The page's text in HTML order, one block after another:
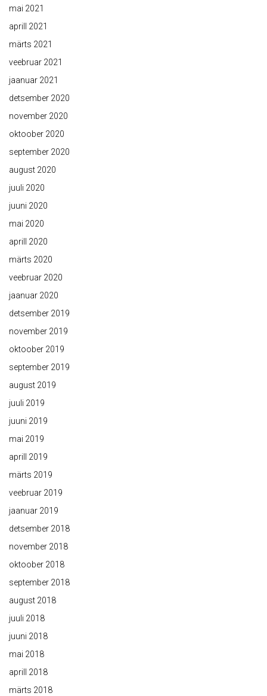
mai 2021
aprill 2021
märts 2021
veebruar 2021
jaanuar 2021
detsember 2020
november 2020
oktoober 2020
september 2020
august 2020
juuli 2020
juuni 2020
mai 2020
aprill 2020
märts 2020
veebruar 2020
jaanuar 2020
detsember 2019
november 2019
oktoober 2019
september 2019
august 2019
juuli 2019
juuni 2019
mai 2019
aprill 2019
märts 2019
veebruar 2019
jaanuar 2019
detsember 2018
november 2018
oktoober 2018
september 2018
august 2018
juuli 2018
juuni 2018
mai 2018
aprill 2018
märts 2018